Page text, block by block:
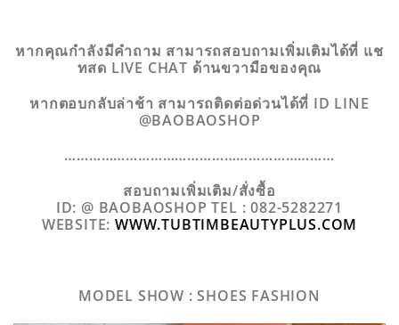
หากคุณกำลังมีคำถาม สามารถสอบถามเพิ่มเติมได้ที่ แช
ทสด LIVE CHAT ด้านขวามือของคุณ
หากตอบกลับล่าช้า สามารถติดต่อด่วนได้ที่ ID LINE
@BAOBAOSHOP
…………………………………………………………
สอบถามเพิ่มเติม/สั่งซื้อ
ID: @ BAOBAOSHOP TEL : 082-5282271
WEBSITE: WWW.TUBTIMBEAUTYPLUS.COM
MODEL SHOW : SHOES FASHION